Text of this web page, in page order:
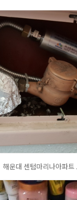
해운대 센텀마리나아파트